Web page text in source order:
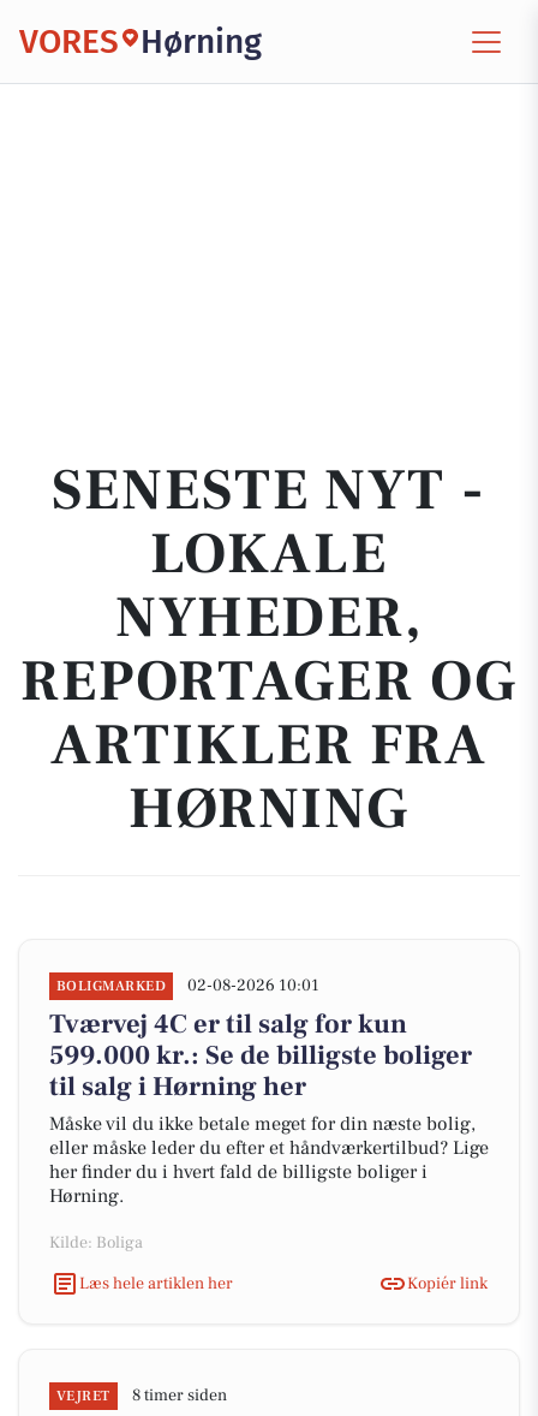
VORES Hørning
SENESTE NYT -
LOKALE
NYHEDER,
REPORTAGER OG
ARTIKLER FRA
HØRNING
BOLIGMARKED 02-08-2026 10:01
Tværvej 4C er til salg for kun
599.000 kr.: Se de billigste boliger
til salg i Hørning her
Måske vil du ikke betale meget for din næste bolig,
eller måske leder du efter et håndværkertilbud? Lige
her finder du i hvert fald de billigste boliger i
Hørning.
Kilde: Boliga
Læs hele artiklen her
Kopiér link
VEJRET 8 timer siden